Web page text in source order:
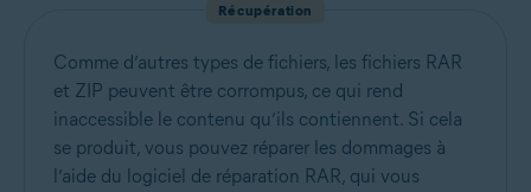
Récupération
Comme d’autres types de fichiers, les fichiers RAR
et ZIP peuvent être corrompus, ce qui rend
inaccessible le contenu qu’ils contiennent. Si cela
se produit, vous pouvez réparer les dommages à
l’aide du logiciel de réparation RAR, qui vous